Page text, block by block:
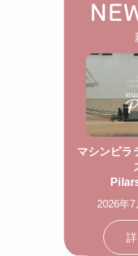
マシンピラ
2026年